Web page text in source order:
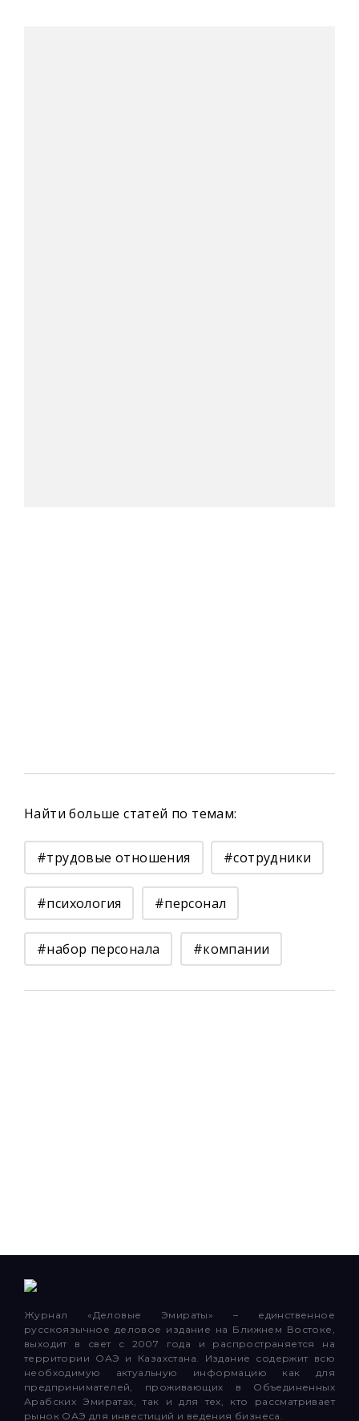
Найти больше статей по темам:
#трудовые отношения #сотрудники
#психология #персонал
#набор персонала #компании
Журнал «Деловые Эмираты» – единственное
русскоязычное деловое издание на Ближнем Востоке,
выходит в свет с 2007 года и распространяется на
территории ОАЭ и Казахстана. Издание содержит всю
необходимую актуальную информацию как для
предпринимателей, проживающих в Объединенных
Арабских Эмиратах, так и для тех, кто рассматривает
рынок ОАЭ для инвестиций и ведения бизнеса.